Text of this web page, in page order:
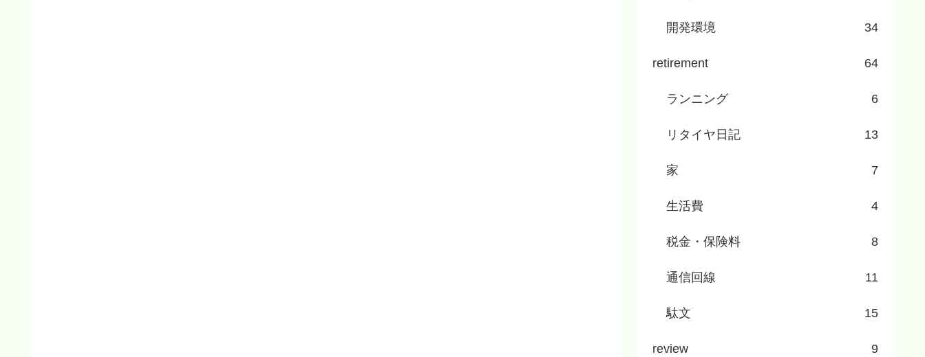
開発環境 34
retirement 64
ランニング 6
リタイヤ日記 13
家 7
生活費 4
税金・保険料 8
通信回線 11
駄文 15
review 9